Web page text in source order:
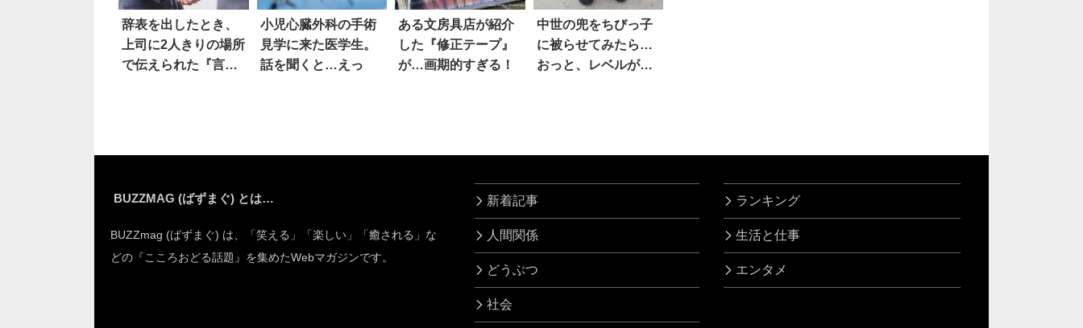
辞表を出したとき、
上司に2人きりの場所
で伝えられた『言
小児心臓外科の手術
見学に来た医学生。
話を聞くと…えっ
ある文房具店が紹介
した『修正テープ』
が…画期的すぎる！
中世の兜をちびっ子
に被らせてみたら…
おっと、レベルが足
BUZZMAG (ばずまぐ) とは…
BUZZmag (ばずまぐ) は、「笑える」「楽しい」「癒される」な
どの『こころおどる話題』を集めたWebマガジンです。
新着記事
人間関係
どうぶつ
社会
ランキング
生活と仕事
エンタメ